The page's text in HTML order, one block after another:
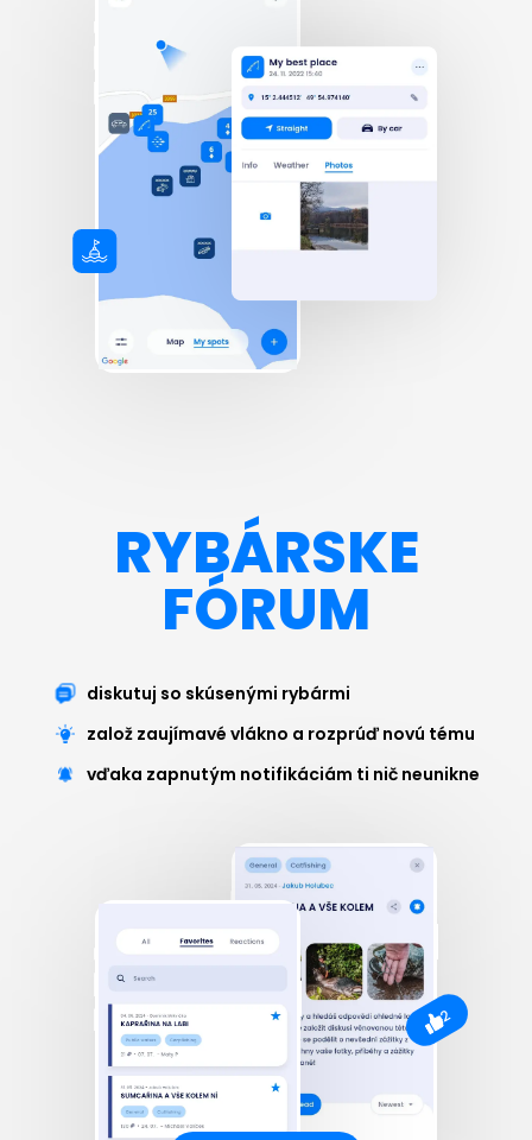
RYBÁRSKE
FÓRUM
diskutuj so skúsenými rybármi
založ zaujímavé vlákno a rozprúď novú tému
vďaka zapnutým notifikáciám ti nič neunikne
2